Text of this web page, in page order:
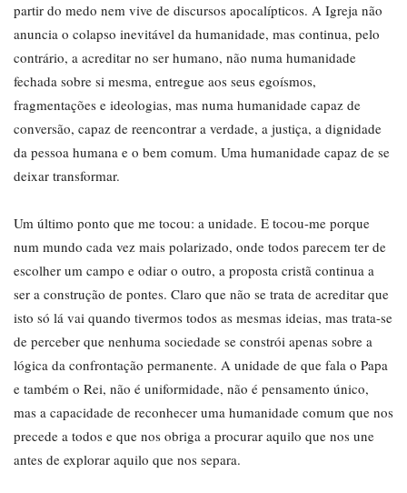
partir do medo nem vive de discursos apocalípticos. A Igreja não
anuncia o colapso inevitável da humanidade, mas continua, pelo
contrário, a acreditar no ser humano, não numa humanidade
fechada sobre si mesma, entregue aos seus egoísmos,
fragmentações e ideologias, mas numa humanidade capaz de
conversão, capaz de reencontrar a verdade, a justiça, a dignidade
da pessoa humana e o bem comum. Uma humanidade capaz de se
deixar transformar.
Um último ponto que me tocou: a unidade. E tocou-me porque
num mundo cada vez mais polarizado, onde todos parecem ter de
escolher um campo e odiar o outro, a proposta cristã continua a
ser a construção de pontes. Claro que não se trata de acreditar que
isto só lá vai quando tivermos todos as mesmas ideias, mas trata-se
de perceber que nenhuma sociedade se constrói apenas sobre a
lógica da confrontação permanente. A unidade de que fala o Papa
e também o Rei, não é uniformidade, não é pensamento único,
mas a capacidade de reconhecer uma humanidade comum que nos
precede a todos e que nos obriga a procurar aquilo que nos une
antes de explorar aquilo que nos separa.